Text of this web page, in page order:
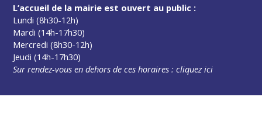
L’accueil de la mairie est ouvert au public :
Lundi (8h30-12h)
Mardi (14h-17h30)
Mercredi (8h30-12h)
Jeudi (14h-17h30)
Sur rendez-vous en dehors de ces horaires :cliquez ici